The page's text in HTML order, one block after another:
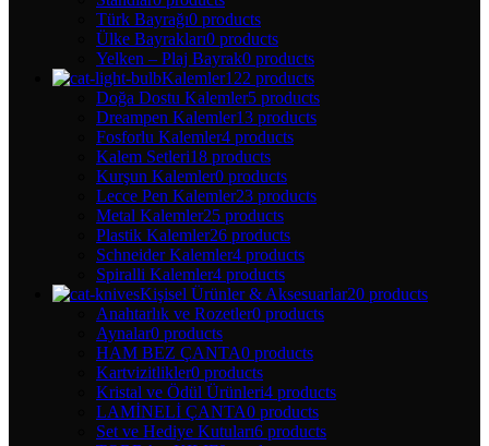
Türk Bayrağı0 products
Ülke Bayrakları0 products
Yelken – Plaj Bayrak0 products
Kalemler122 products
Doğa Dostu Kalemler5 products
Dreampen Kalemler13 products
Fosforlu Kalemler4 products
Kalem Setleri18 products
Kurşun Kalemler0 products
Lecce Pen Kalemler23 products
Metal Kalemler25 products
Plastik Kalemler26 products
Schneider Kalemler4 products
Spiralli Kalemler4 products
Kişisel Ürünler & Aksesuarlar20 products
Anahtarlık ve Rozetler0 products
Aynalar0 products
HAM BEZ ÇANTA0 products
Kartvizitlikler0 products
Kristal ve Ödül Ürünleri4 products
LAMİNELİ ÇANTA0 products
Set ve Hediye Kutuları6 products